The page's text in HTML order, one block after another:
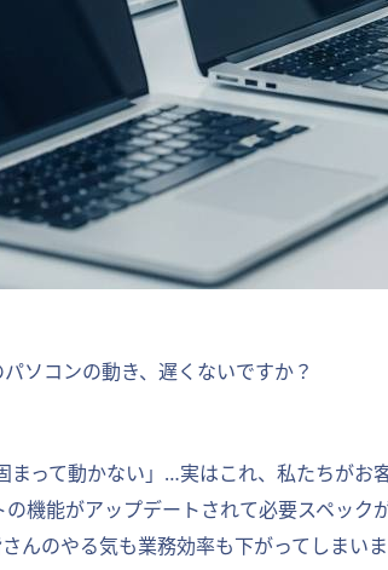
ソコンの動き、遅くないですか？
まって動かない」…実はこれ、私たちが
機能がアップデートされて必要スペック
んのやる気も業務効率も下がってしまいま